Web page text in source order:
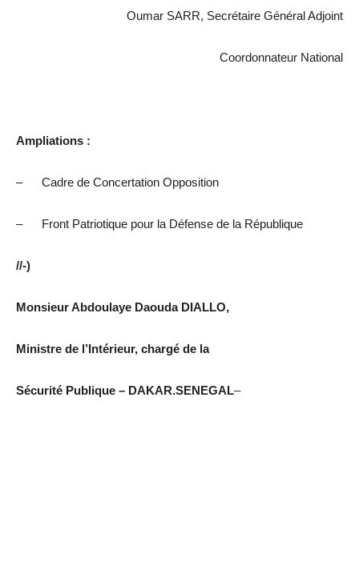
Oumar SARR, Secrétaire Général Adjoint
Coordonnateur National
Ampliations :
– Cadre de Concertation Opposition
– Front Patriotique pour la Défense de la République
//-)
Monsieur Abdoulaye Daouda DIALLO,
Ministre de l’Intérieur, chargé de la
Sécurité Publique – DAKAR.SENEGAL–